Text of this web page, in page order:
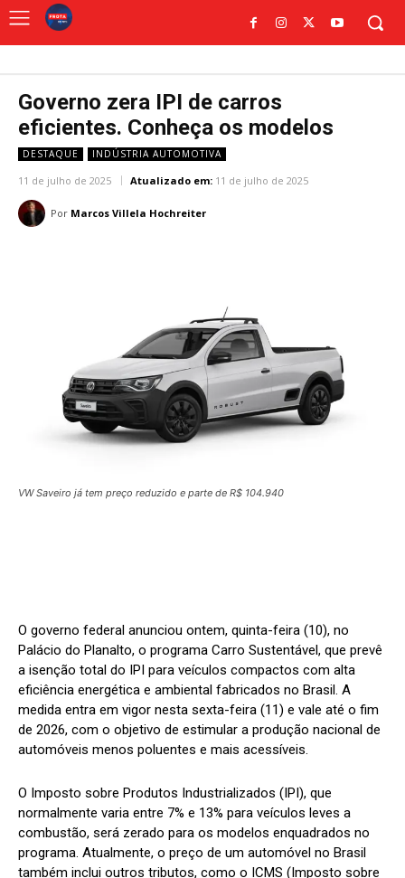
Governo zera IPI de carros
eficientes. Conheça os modelos
DESTAQUE INDÚSTRIA AUTOMOTIVA
11 de julho de 2025 Atualizado em: 11 de julho de 2025
Por Marcos Villela Hochreiter
VW Saveiro já tem preço reduzido e parte de R$ 104.940
O governo federal anunciou ontem, quinta-feira (10), no
Palácio do Planalto, o programa Carro Sustentável, que prevê
a isenção total do IPI para veículos compactos com alta
eficiência energética e ambiental fabricados no Brasil. A
medida entra em vigor nesta sexta-feira (11) e vale até o fim
de 2026, com o objetivo de estimular a produção nacional de
automóveis menos poluentes e mais acessíveis.
O Imposto sobre Produtos Industrializados (IPI), que
normalmente varia entre 7% e 13% para veículos leves a
combustão, será zerado para os modelos enquadrados no
programa. Atualmente, o preço de um automóvel no Brasil
também inclui outros tributos, como o ICMS (Imposto sobre